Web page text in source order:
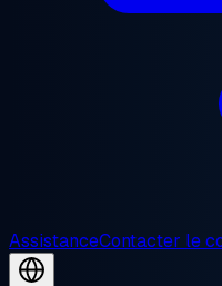
AssistanceContacter le